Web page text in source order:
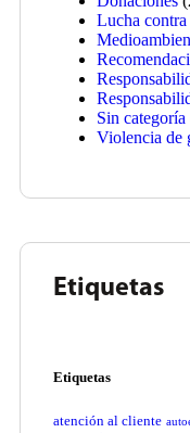
Lucha
Sin categoría
Violencia de
Etiquetas
Etiquetas
atención al cliente